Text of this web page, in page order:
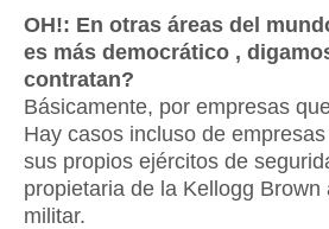
OH!: En otras áreas del
es más democrático ,
contratan?
Básicamente, por empresas
Hay casos incluso de
sus propios ejércitos de
propietaria de la Kellogg
militar.